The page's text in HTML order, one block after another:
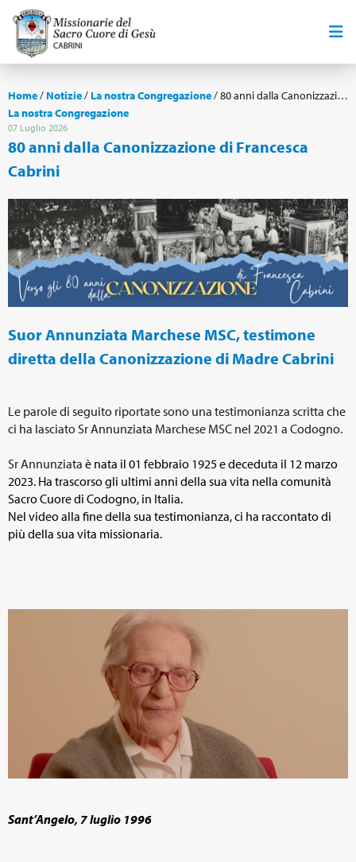
Home/ Notizie/ La nostra Congregazione/80 anni dalla Canonizzazione di Francesca Cabrini
La nostra Congregazione
07 Luglio 2026
80 anni dalla Canonizzazione di Francesca
Cabrini
Suor Annunziata Marchese MSC, testimone
diretta della Canonizzazione di Madre Cabrini
Le parole di seguito riportate sono una testimonianza scritta che
ci ha lasciato Sr Annunziata Marchese MSC nel 2021 a Codogno.
Sr Annunziata è nata il 01 febbraio 1925 e deceduta il 12 marzo
2023. Ha trascorso gli ultimi anni della sua vita nella comunità
Sacro Cuore di Codogno, in Italia.
Nel video alla fine della sua testimonianza, ci ha raccontato di
più della sua vita missionaria.
Sant’Angelo, 7 luglio 1996